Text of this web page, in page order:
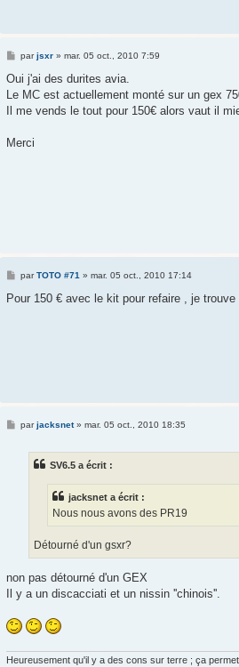
M
s
a
g
parjsxr» mar. 05 oct., 2010 7:59
Oui j'ai des durites avia.
Le MC est actuellement monté sur un gex
Il me vends le tout pour 150€ alors vaut il
Merci
M
s
parTOTO #71 » mar. 05 oct., 2010 17:14
Pour 150 € avec le kit pour refaire , je
Mparjacksnet» mar. 05 oct., 2010 18:35
SV6.5 a écrit :
jacksnet a écrit :
Nous nous avons des PR19
Détourné d'un gsxr?
non pas détourné d'un GEX
Il y a un discacciati et un nissin ''chinois''.
Heureusement qu'il y a des cons sur terre ; ça